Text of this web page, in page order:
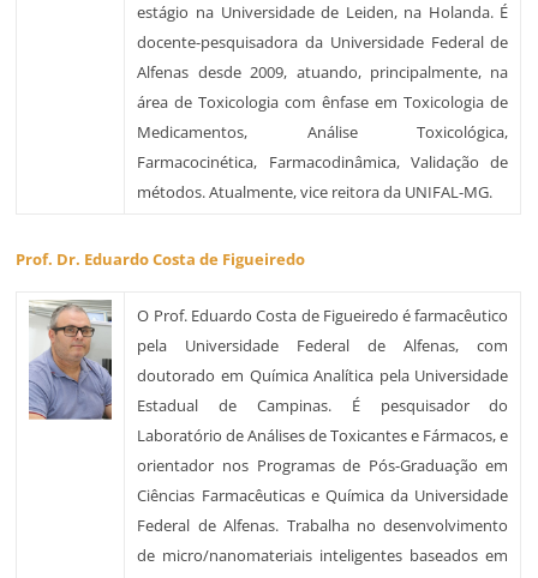
estágio na Universidade de Leiden, na Holanda. É
docente-pesquisadora da Universidade Federal de
Alfenas desde 2009, atuando, principalmente, na
área de Toxicologia com ênfase em Toxicologia de
Medicamentos, Análise Toxicológica,
Farmacocinética, Farmacodinâmica, Validação de
métodos. Atualmente, vice reitora da UNIFAL-MG.
Prof. Dr. Eduardo Costa de Figueiredo
O Prof. Eduardo Costa de Figueiredo é farmacêutico
pela Universidade Federal de Alfenas, com
doutorado em Química Analítica pela Universidade
Estadual de Campinas. É pesquisador do
Laboratório de Análises de Toxicantes e Fármacos, e
orientador nos Programas de Pós-Graduação em
Ciências Farmacêuticas e Química da Universidade
Federal de Alfenas. Trabalha no desenvolvimento
de micro/nanomateriais inteligentes baseados em